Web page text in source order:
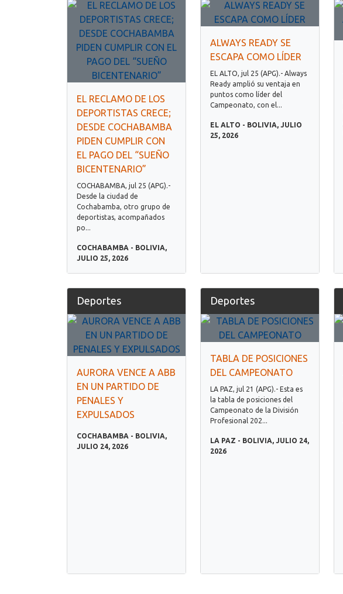
EL RECLAMO DE LOS
DEPORTISTAS CRECE;
DESDE COCHABAMBA
PIDEN CUMPLIR CON
EL PAGO DEL “SUEÑO
BICENTENARIO”
COCHABAMBA, jul 25 (APG).-
Desde la ciudad de
Cochabamba, otro grupo de
deportistas, acompañados
po...
COCHABAMBA - BOLIVIA,
JULIO 25, 2026
ALWAYS READY SE
ESCAPA COMO LÍDER
EL ALTO, jul 25 (APG).- Always
Ready amplió su ventaja en
puntos como líder del
Campeonato, con el...
EL ALTO - BOLIVIA, JULIO
25, 2026
Deportes
AURORA VENCE A ABB
EN UN PARTIDO DE
PENALES Y
EXPULSADOS
COCHABAMBA - BOLIVIA,
JULIO 24, 2026
Deportes
TABLA DE POSICIONES
DEL CAMPEONATO
LA PAZ, jul 21 (APG).- Esta es
la tabla de posiciones del
Campeonato de la División
Profesional 202...
LA PAZ - BOLIVIA, JULIO 24,
2026